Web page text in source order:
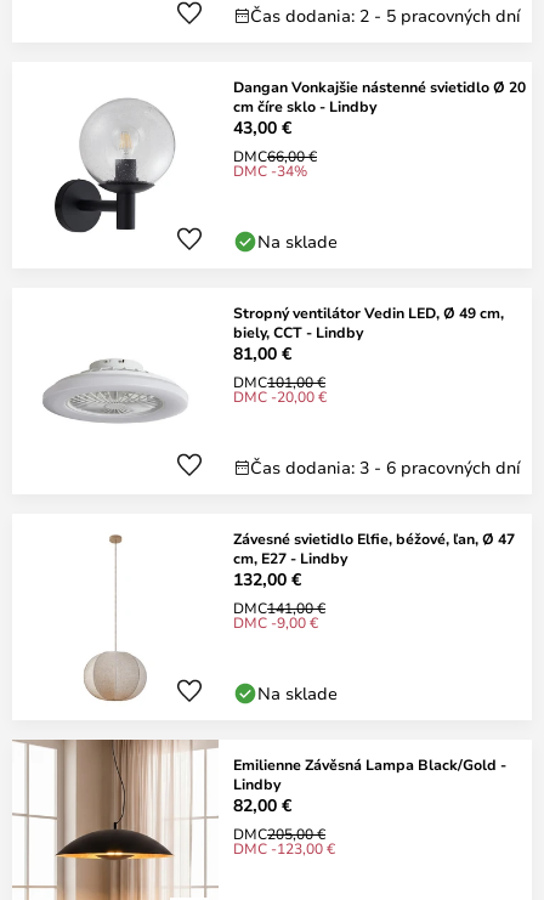
Čas dodania: 2 - 5 pracovných dní
Dangan Vonkajšie nástenné svietidlo Ø 20
cm číre sklo - Lindby
43,00 €
DMC66,00 €
DMC -34%
Na sklade
Stropný ventilátor Vedin LED, Ø 49 cm,
biely, CCT - Lindby
81,00 €
DMC101,00 €
DMC -20,00 €
Čas dodania: 3 - 6 pracovných dní
Závesné svietidlo Elfie, béžové, ľan, Ø 47
cm, E27 - Lindby
132,00 €
DMC141,00 €
DMC -9,00 €
Na sklade
Emilienne Závěsná Lampa Black/Gold -
Lindby
82,00 €
DMC205,00 €
DMC -123,00 €